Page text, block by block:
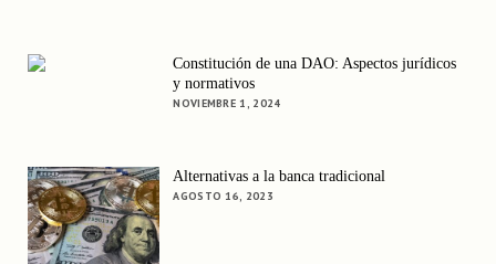
Constitución de una DAO: Aspectos jurídicos
y normativos
NOVIEMBRE 1, 2024
Alternativas a la banca tradicional
AGOSTO 16, 2023